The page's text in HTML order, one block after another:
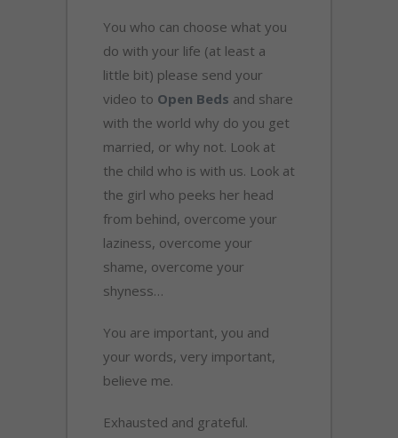
You who can choose what you
do with your life (at least a
little bit) please send your
video to Open Beds and share
with the world why do you get
married, or why not. Look at
the child who is with us. Look at
the girl who peeks her head
from behind, overcome your
laziness, overcome your
shame, overcome your
shyness…
You are important, you and
your words, very important,
believe me.
Exhausted and grateful.